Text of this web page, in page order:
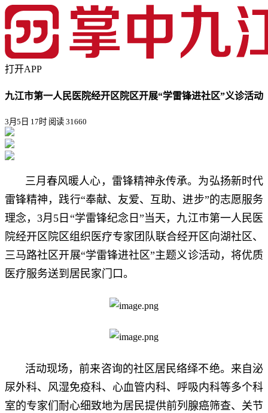
打开APP
九江市第一人民医院经开区院区开展“学雷锋进社区”义诊活动
3月5日 17时 阅读 31660
三月春风暖人心，雷锋精神永传承。为弘扬新时代
雷锋精神，践行“奉献、友爱、互助、进步”的志愿服务
理念，3月5日“学雷锋纪念日”当天，九江市第一人民医
院经开区院区组织医疗专家团队联合经开区向湖社区、
三马路社区开展“学雷锋进社区”主题义诊活动，将优质
医疗服务送到居民家门口。
活动现场，前来咨询的社区居民络绎不绝。来自泌
尿外科、风湿免疫科、心血管内科、呼吸内科等多个科
室的专家们耐心细致地为居民提供前列腺癌筛查、关节